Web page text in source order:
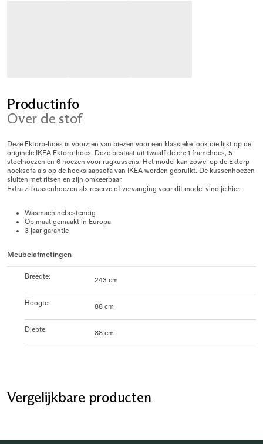
Productinfo
Over de stof
Deze Ektorp-hoes is voorzien van biezen voor een klassieke look die lijkt op de
originele IKEA Ektorp-hoes. Deze bestaat uit twaalf delen: 1 framehoes, 5
stoelhoezen en 6 hoezen voor rugkussens. Het model kan zowel op de Ektorp
hoeksofa als op de hoekslaapsofa van IKEA worden gebruikt. De kussenhoezen
sluiten met ritsen en zijn omkeerbaar.
Extra zitkussenhoezen als reserve of vervanging voor dit model vind je hier.
Wasmachinebestendig
Op maat gemaakt in Europa
3 jaar garantie
Meubelafmetingen
Breedte: 243 cm
Hoogte: 88 cm
Diepte: 88 cm
Vergelijkbare producten